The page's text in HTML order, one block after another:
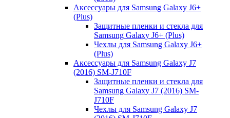
Аксессуары для Samsung Galaxy J6+
(Plus)
Защитные пленки и стекла для
Samsung Galaxy J6+ (Plus)
Чехлы для Samsung Galaxy J6+
(Plus)
Аксессуары для Samsung Galaxy J7
(2016) SM-J710F
Защитные пленки и стекла для
Samsung Galaxy J7 (2016) SM-
J710F
Чехлы для Samsung Galaxy J7